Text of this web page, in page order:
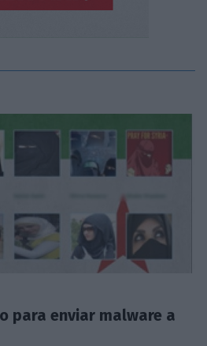
para enviar malware a